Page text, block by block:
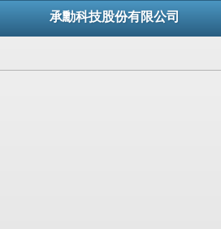
承勳科技股份有限公司